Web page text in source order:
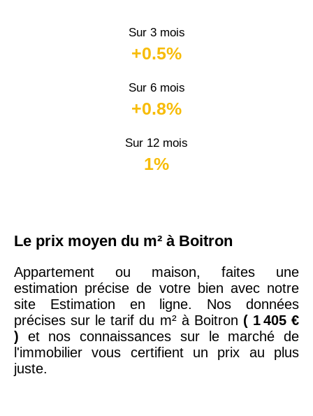
Sur 3 mois
+0.5%
Sur 6 mois
+0.8%
Sur 12 mois
1%
Le prix moyen du m² à Boitron
Appartement ou maison, faites une
estimation précise de votre bien avec notre
site Estimation en ligne. Nos données
précises sur le tarif du m² à Boitron ( 1 405 €
) et nos connaissances sur le marché de
l'immobilier vous certifient un prix au plus
juste.